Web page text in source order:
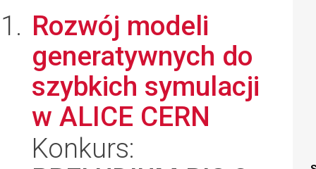
Rozwój modeli
generatywnych do
szybkich symulacji
w ALICE CERN
Konkurs: